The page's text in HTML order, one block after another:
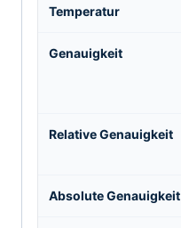
Temperatur
Genauigkeit
Relative Genauigkeit
Absolute Genauigkeit